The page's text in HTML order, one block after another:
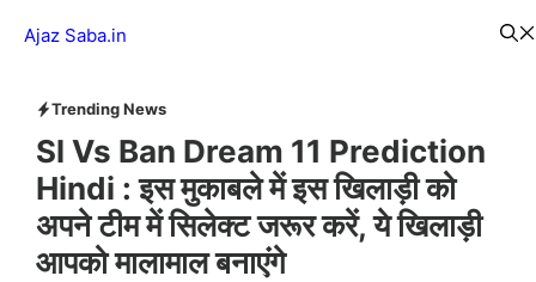
Ajaz Saba.in
Trending News
Sl Vs Ban Dream 11 Prediction
Hindi : इस मुकाबले में इस खिलाड़ी को
अपने टीम में सिलेक्ट जरूर करें, ये खिलाड़ी
आपको मालामाल बनाएंगे